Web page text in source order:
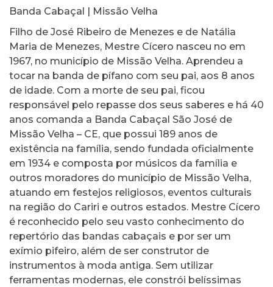
Banda Cabaçal | Missão Velha
Filho de José Ribeiro de Menezes e de Natália
Maria de Menezes, Mestre Cícero nasceu no em
1967, no município de Missão Velha. Aprendeu a
tocar na banda de pífano com seu pai, aos 8 anos
de idade. Com a morte de seu pai, ficou
responsável pelo repasse dos seus saberes e há 40
anos comanda a Banda Cabaçal São José de
Missão Velha – CE, que possui 189 anos de
existência na família, sendo fundada oficialmente
em 1934 e composta por músicos da família e
outros moradores do município de Missão Velha,
atuando em festejos religiosos, eventos culturais
na região do Cariri e outros estados. Mestre Cícero
é reconhecido pelo seu vasto conhecimento do
repertório das bandas cabaçais e por ser um
exímio pifeiro, além de ser construtor de
instrumentos à moda antiga. Sem utilizar
ferramentas modernas, ele constrói belíssimas